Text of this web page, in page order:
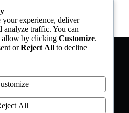
experience, deliver
analyze traffic. You can
allow by clicking Customize.
orReject All to decline
All